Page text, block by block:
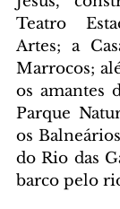
Teatro
Artes; a
Marrocos;
os amantes
Parque
os
do Rio das
barco pelo